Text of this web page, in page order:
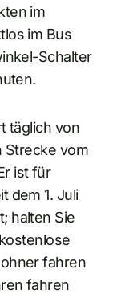
im
im Bus
Schalter
täglich von
Strecke vom
ist für
dem 1. Juli
halten Sie
fahren
fahren